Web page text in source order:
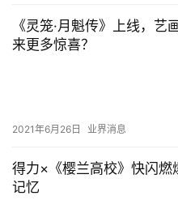
《灵笼·月魁传》上线，
来更多惊喜？
2021年6月26日 业界消息
得力×《樱兰高校》快闪
记忆